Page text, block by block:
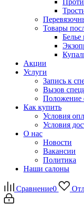
Товары
Белье
Акции
Услуги
Запись к
Вызов
Положение
Как купить
Условия
Условия
О нас
Новости
Вакансии
Политика
Наши салоны
Сравнение0